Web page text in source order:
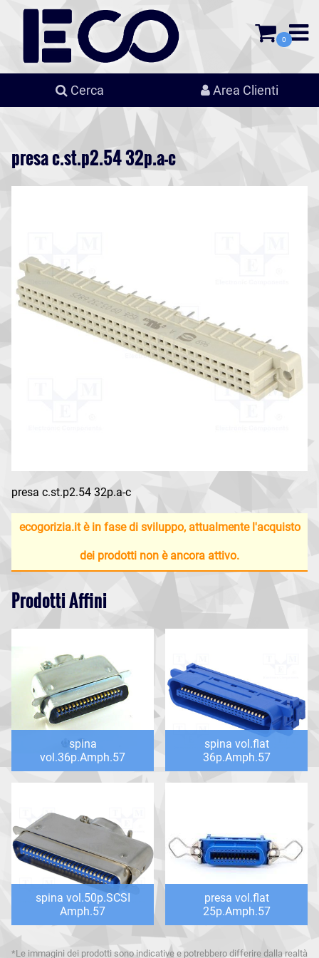
0
Cerca Area Clienti
presa c.st.p2.54 32p.a-c
presa c.st.p2.54 32p.a-c
ecogorizia.it è in fase di sviluppo, attualmente l'acquisto
dei prodotti non è ancora attivo.
Prodotti Affini
spina
vol.36p.Amph.57
spina vol.flat
36p.Amph.57
spina vol.50p.SCSI
Amph.57
presa vol.flat
25p.Amph.57
*Le immagini dei prodotti sono indicative e potrebbero differire dalla realtà